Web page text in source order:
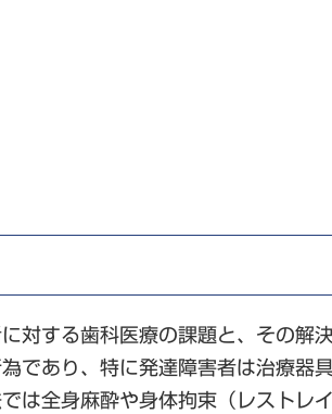
対する歯科医療の課題と、その解
であり、特に発達障害者は治療器
は全身麻酔や身体拘束（レストレ